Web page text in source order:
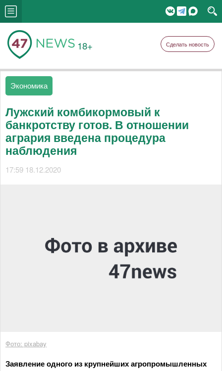
18+ Сделать новость
Экономика
Лужский комбикормовый к
банкротству готов. В отношении
агрария введена процедура
наблюдения
17:59 18.12.2020
Фото: pixabay
Заявление одного из крупнейших агропромышленных